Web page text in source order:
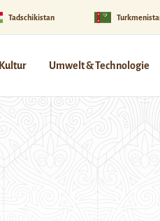
Tadschikistan
Umwelt & Technologie